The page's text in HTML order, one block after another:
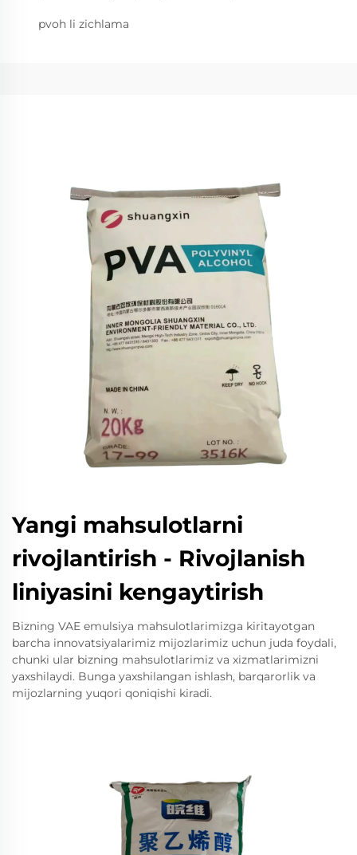
pvoh li zichlama
Yangi mahsulotlarni
rivojlantirish - Rivojlanish
liniyasini kengaytirish
Bizning VAE emulsiya mahsulotlarimizga kiritayotgan
barcha innovatsiyalarimiz mijozlarimiz uchun juda foydali,
chunki ular bizning mahsulotlarimiz va xizmatlarimizni
yaxshilaydi. Bunga yaxshilangan ishlash, barqarorlik va
mijozlarning yuqori qoniqishi kiradi.